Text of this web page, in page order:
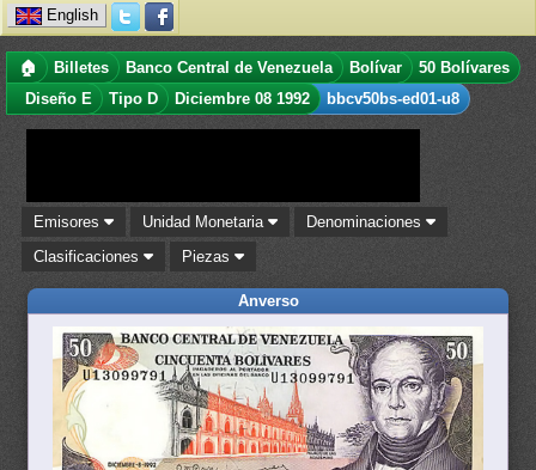
English
🏠 Billetes Banco Central de Venezuela Bolívar
50 Bolívares
Diseño E
Tipo D Diciembre 08 1992 bbcv50bs-ed01-u8
Emisores Unidad Monetaria
Denominaciones
Clasificaciones
Piezas
Anverso